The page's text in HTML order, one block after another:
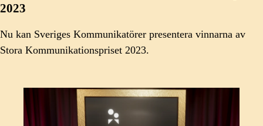
2023
Nu kan Sveriges Kommunikatörer presentera vinnarna av
Stora Kommunikationspriset 2023.